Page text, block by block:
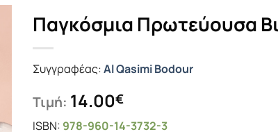
Παγκόσµια Πρωτεύουσα
Συγγραφέας:Al Qasimi Bodour
Τιμή: 14.00€
ISBN: 978-960-14-3732-3